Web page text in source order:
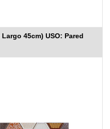
45cm) USO: Pared